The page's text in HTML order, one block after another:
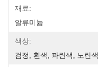
재료:
알류미늄
색상:
검정, 흰색, 파란색, 노란색